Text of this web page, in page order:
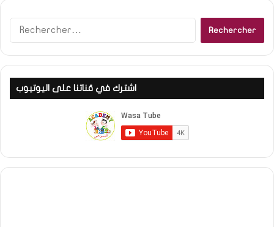
اشترك في قناتنا على اليوتيوب